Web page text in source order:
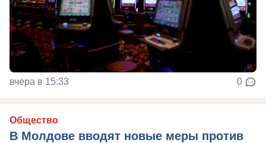
вчера в 15:33 0
Общество
В Молдове вводят новые меры против